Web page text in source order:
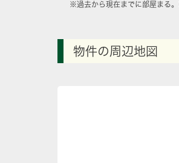
※過去から現在までに部屋まる。
物件の周辺地図